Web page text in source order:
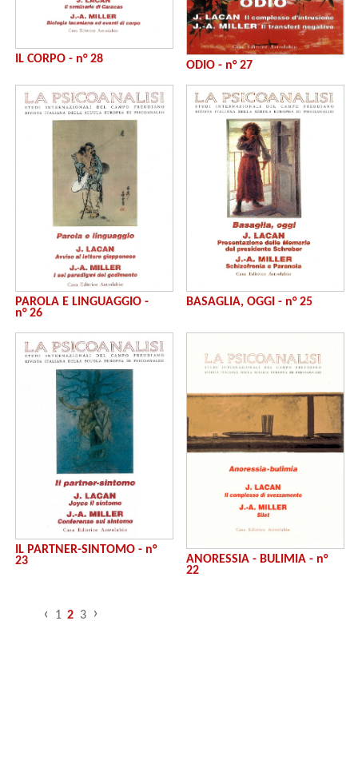
IL CORPO - n° 28
ODIO - n° 27
PAROLA E LINGUAGGIO -
n° 26
BASAGLIA, OGGI - n° 25
IL PARTNER-SINTOMO - n°
23
ANORESSIA - BULIMIA - n°
22
‹ 1 2 3 ›